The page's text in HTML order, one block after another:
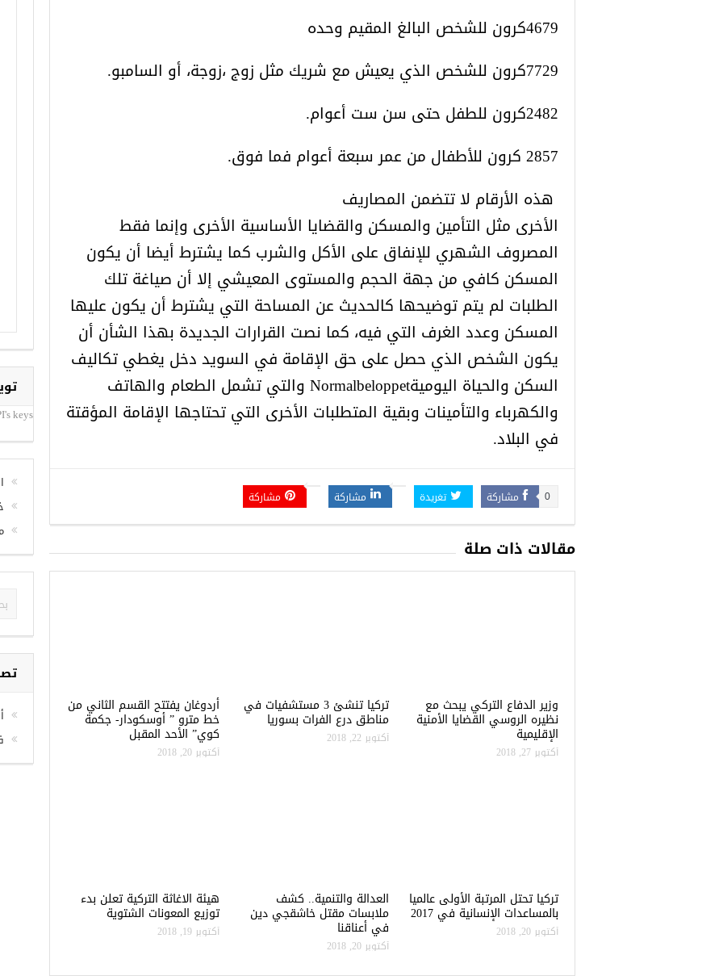
4679كرون للشخص البالغ المقيم وحده
7729كرون للشخص الذي يعيش مع شريك مثل زوج ،زوجة، أو السامبو.
2482كرون للطفل حتى سن ست أعوام.
2857 كرون للأطفال من عمر سبعة أعوام فما فوق.
هذه الأرقام لا تتضمن المصاريف
الأخرى مثل التأمين والمسكن والقضايا الأساسية الأخرى وإنما فقط
المصروف الشهري للإنفاق على الأكل والشرب كما يشترط أيضا أن يكون
المسكن كافي من جهة الحجم والمستوى المعيشي إلا أن صياغة تلك
الطلبات لم يتم توضيحها كالحديث عن المساحة التي يشترط أن يكون عليها
المسكن وعدد الغرف التي فيه، كما نصت القرارات الجديدة بهذا الشأن أن
يكون الشخص الذي حصل على حق الإقامة في السويد دخل يغطي تكاليف
السكن والحياة اليوميةNormalbeloppet والتي تشمل الطعام والهاتف
والكهرباء والتأمينات وبقية المتطلبات الأخرى التي تحتاجها الإقامة المؤقتة
في البلاد.
مشاركة 0 تغريدة مشاركة مشاركة
مقالات ذات صلة
وزير الدفاع التركي يبحث مع
نظيره الروسي القضايا الأمنية
الإقليمية
أكتوبر 27, 2018
تركيا تنشئ 3 مستشفيات في
مناطق درع الفرات بسوريا
أكتوبر 22, 2018
أردوغان يفتتح القسم الثاني من
خط مترو ” أوسكودار- جكمة
كوي” الأحد المقبل
أكتوبر 20, 2018
تركيا تحتل المرتبة الأولى عالميا
بالمساعدات الإنسانية في 2017
أكتوبر 20, 2018
العدالة والتنمية.. كشف
ملابسات مقتل خاشقجي دين
في أعناقنا
أكتوبر 20, 2018
هيئة الاغاثة التركية تعلن بدء
توزيع المعونات الشتوية
أكتوبر 19, 2018
keys